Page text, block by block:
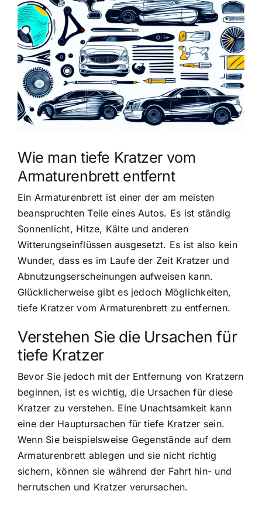
Bild
Wie man tiefe Kratzer vom
Armaturenbrett entfernt
Ein Armaturenbrett ist einer der am meisten
beanspruchten Teile eines Autos. Es ist ständig
Sonnenlicht, Hitze, Kälte und anderen
Witterungseinflüssen ausgesetzt. Es ist also kein
Wunder, dass es im Laufe der Zeit Kratzer und
Abnutzungserscheinungen aufweisen kann.
Glücklicherweise gibt es jedoch Möglichkeiten,
tiefe Kratzer vom Armaturenbrett zu entfernen.
Verstehen Sie die Ursachen für
tiefe Kratzer
Bevor Sie jedoch mit der Entfernung von Kratzern
beginnen, ist es wichtig, die Ursachen für diese
Kratzer zu verstehen. Eine Unachtsamkeit kann
eine der Hauptursachen für tiefe Kratzer sein.
Wenn Sie beispielsweise Gegenstände auf dem
Armaturenbrett ablegen und sie nicht richtig
sichern, können sie während der Fahrt hin- und
herrutschen und Kratzer verursachen.